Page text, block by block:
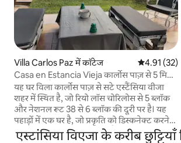
Villa Carlos Paz में कॉटेज औसत रेटिंग 5
4.91 (32)
Casa en Estancia Vieja कार्लोस पाज़ से 5 मिनट
की दूरी पर है।
यह घर विला कार्लोस पाज़ से सटे एस्टैंसिया वीजा
शहर में स्थित है, जो रियो लॉस चोरिलोस से 5 ब्लॉक
और नेशनल रूट 38 से 6 ब्लॉक की दूरी पर है। यह
पहाड़ों में एक घर है, जो प्रकृति को डिस्कनेक्ट करने
और आनंद लेने के लिए आदर्श है। यह विशाल और
एस्टांसिया विएजा के करीब